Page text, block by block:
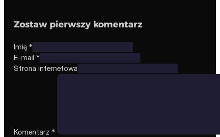
Zostaw pierwszy komentarz
Imię *
E-mail *
Strona internetowa
Komentarz *